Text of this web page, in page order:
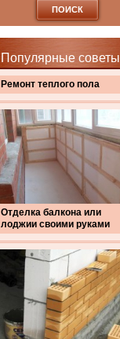
Популярные советы
Ремонт теплого пола
Отделка балкона или
лоджии своими руками